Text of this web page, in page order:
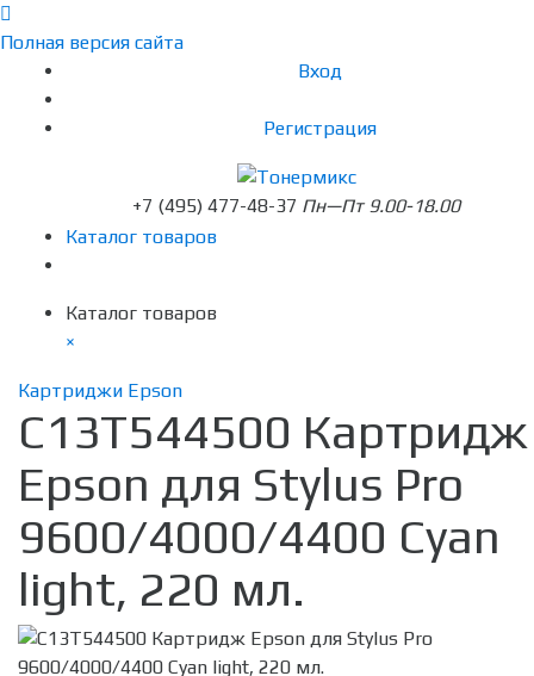
Полная версия сайта
Вход
Регистрация
+7 (495) 477-48-37 Пн—Пт 9.00-18.00
Каталог товаров
Каталог товаров
×
Картриджи Epson
C13T544500 Картридж
Epson для Stylus Pro
9600/4000/4400 Cyan
light, 220 мл.